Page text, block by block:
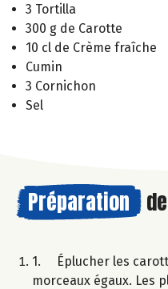
3 Tortilla
300 g de Carotte
10 cl de Crème fraîche
Cumin
3 Cornichon
Sel
Préparation
1. Éplucher les
morceaux égaux. Les